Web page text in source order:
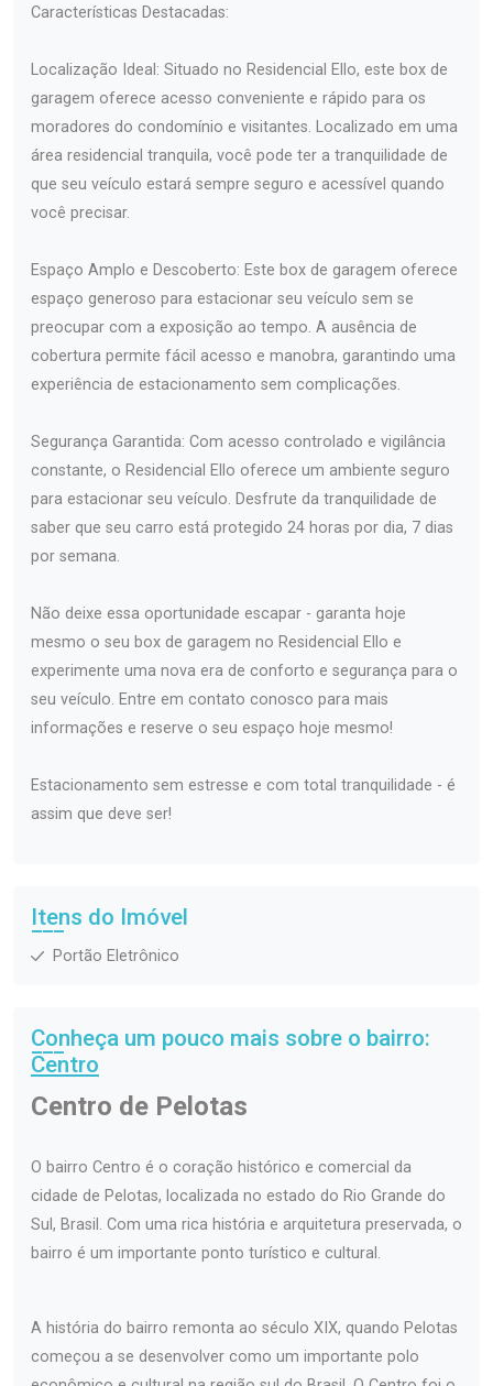
Características Destacadas:
Localização Ideal: Situado no Residencial Ello, este box de
garagem oferece acesso conveniente e rápido para os
moradores do condomínio e visitantes. Localizado em uma
área residencial tranquila, você pode ter a tranquilidade de
que seu veículo estará sempre seguro e acessível quando
você precisar.
Espaço Amplo e Descoberto: Este box de garagem oferece
espaço generoso para estacionar seu veículo sem se
preocupar com a exposição ao tempo. A ausência de
cobertura permite fácil acesso e manobra, garantindo uma
experiência de estacionamento sem complicações.
Segurança Garantida: Com acesso controlado e vigilância
constante, o Residencial Ello oferece um ambiente seguro
para estacionar seu veículo. Desfrute da tranquilidade de
saber que seu carro está protegido 24 horas por dia, 7 dias
por semana.
Não deixe essa oportunidade escapar - garanta hoje
mesmo o seu box de garagem no Residencial Ello e
experimente uma nova era de conforto e segurança para o
seu veículo. Entre em contato conosco para mais
informações e reserve o seu espaço hoje mesmo!
Estacionamento sem estresse e com total tranquilidade - é
assim que deve ser!
Itens do Imóvel
Portão Eletrônico
Conheça um pouco mais sobre o bairro:
Centro
Centro de Pelotas
O bairro Centro é o coração histórico e comercial da
cidade de Pelotas, localizada no estado do Rio Grande do
Sul, Brasil. Com uma rica história e arquitetura preservada, o
bairro é um importante ponto turístico e cultural.
A história do bairro remonta ao século XIX, quando Pelotas
começou a se desenvolver como um importante polo